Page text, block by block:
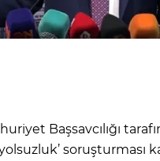
Başsavcılığı
soruşturması